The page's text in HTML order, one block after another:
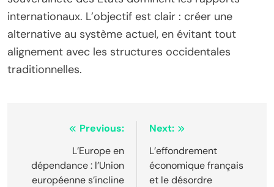
internationaux. L’objectif est clair : créer une
alternative au système actuel, en évitant tout
alignement avec les structures occidentales
traditionnelles.
Navigation
l’article
Previous:
L’Europe en
dépendance : l’Union
européenne s’incline
Next:
L’effondrement
économique français
et le désordre